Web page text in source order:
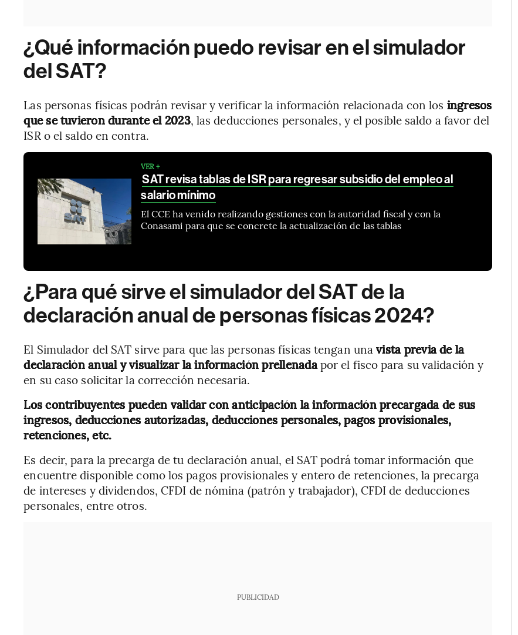
¿Qué información puedo revisar en el simulador
del SAT?
Las personas físicas podrán revisar y verificar la información relacionada con los ingresos
que se tuvieron durante el 2023, las deducciones personales, y el posible saldo a favor del
ISR o el saldo en contra.
VER +
SAT revisa tablas de ISR para regresar subsidio del empleo al
salario mínimo
El CCE ha venido realizando gestiones con la autoridad fiscal y con la
Conasami para que se concrete la actualización de las tablas
¿Para qué sirve el simulador del SAT de la
declaración anual de personas físicas 2024?
El Simulador del SAT sirve para que las personas físicas tengan unavista previa de la
declaración anual y visualizar la información prellenadapor el fisco para su validación y
en su caso solicitar la corrección necesaria.
Los contribuyentes pueden validar con anticipación la información precargada de sus
ingresos, deducciones autorizadas, deducciones personales, pagos provisionales,
retenciones, etc.
Es decir, para la precarga de tu declaración anual, el SAT podrá tomar información que
encuentre disponible como los pagos provisionales y entero de retenciones, la precarga
de intereses y dividendos, CFDI de nómina (patrón y trabajador), CFDI de deducciones
personales, entre otros.
PUBLICIDAD